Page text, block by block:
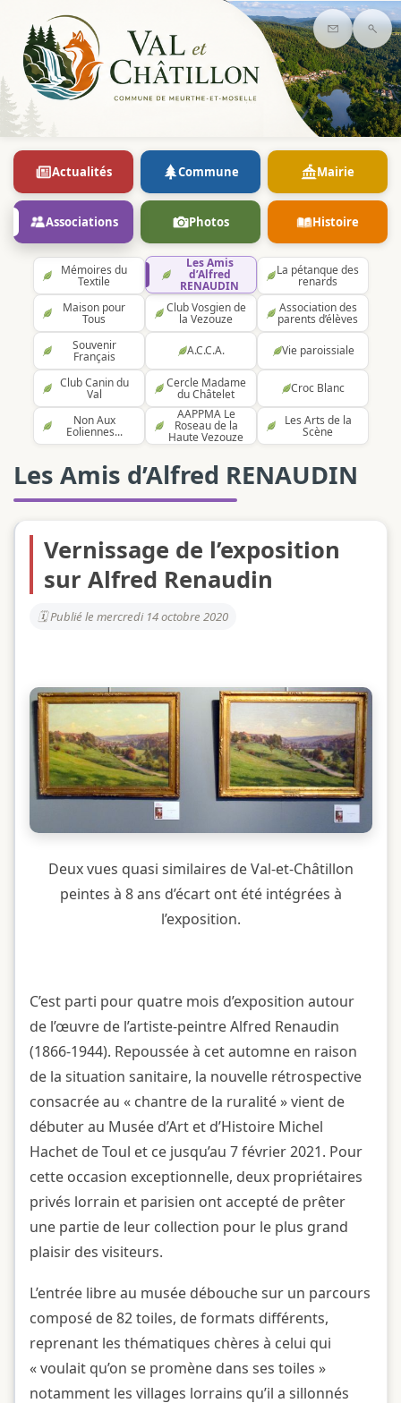
Contact
Actualités Commune Mairie
Associations Photos Histoire
Mémoires du
Textile
Les Amis
d’Alfred
RENAUDIN
La pétanque des
renards
Maison pour
Tous
Club Vosgien de
la Vezouze
Association des
parents d’élèves
Souvenir
Français A.C.C.A. Vie paroissiale
Club Canin du
Val
Cercle Madame
du Châtelet Croc Blanc
Non Aux
Eoliennes...
AAPPMA Le
Roseau de la
Haute Vezouze
Les Arts de la
Scène
Les Amis d’Alfred RENAUDIN
Vernissage de l’exposition
sur Alfred Renaudin
Publié le mercredi 14 octobre 2020
Deux vues quasi similaires de Val-et-Châtillon
peintes à 8 ans d’écart ont été intégrées à
l’exposition.
C’est parti pour quatre mois d’exposition autour
de l’œuvre de l’artiste-peintre Alfred Renaudin
(1866-1944). Repoussée à cet automne en raison
de la situation sanitaire, la nouvelle rétrospective
consacrée au « chantre de la ruralité » vient de
débuter au Musée d’Art et d’Histoire Michel
Hachet de Toul et ce jusqu’au 7 février 2021. Pour
cette occasion exceptionnelle, deux propriétaires
privés lorrain et parisien ont accepté de prêter
une partie de leur collection pour le plus grand
plaisir des visiteurs.
L’entrée libre au musée débouche sur un parcours
composé de 82 toiles, de formats différents,
reprenant les thématiques chères à celui qui
« voulait qu’on se promène dans ses toiles »
notamment les villages lorrains qu’il a sillonnés